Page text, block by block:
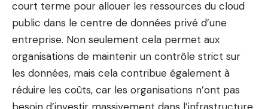
court terme pour allouer les ressources du cloud
public dans le centre de données privé d’une
entreprise. Non seulement cela permet aux
organisations de maintenir un contrôle strict sur
les données, mais cela contribue également à
réduire les coûts, car les organisations n’ont pas